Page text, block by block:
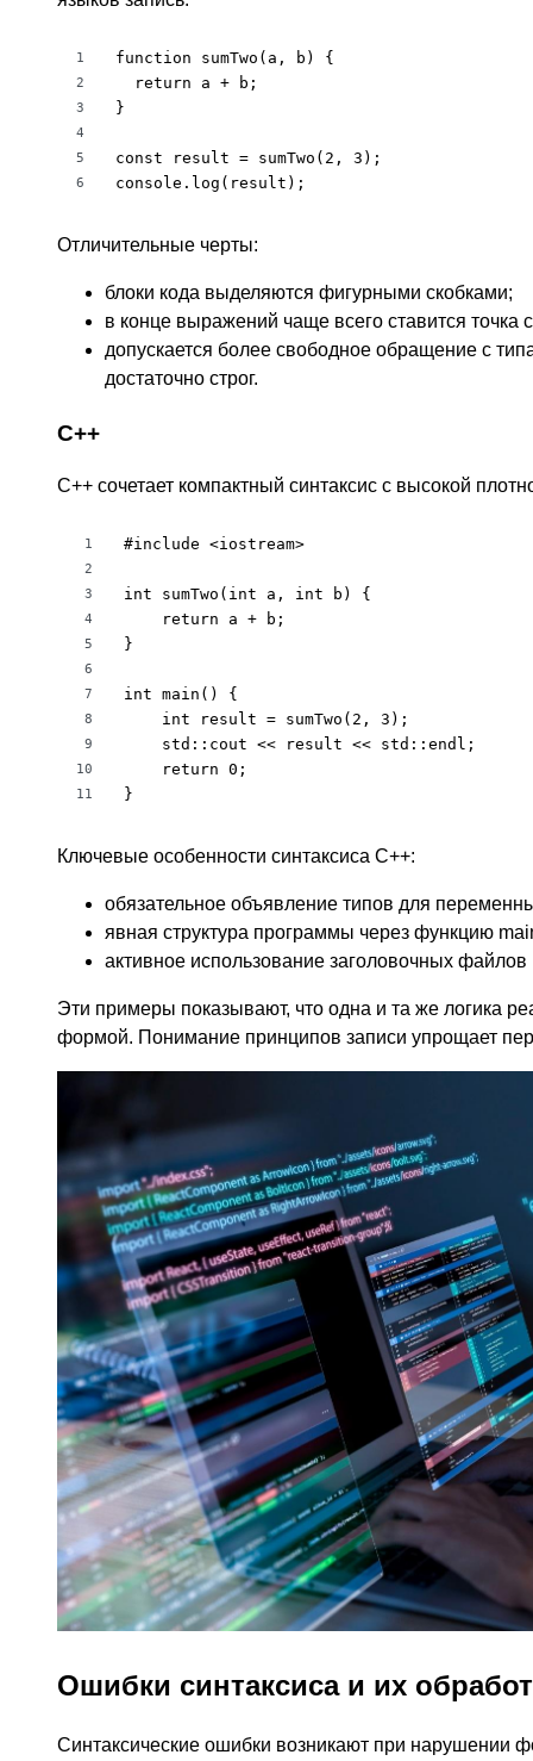
1
2
3
4
5
6
function sumTwo(a, b) {
  return a + b;
}
const result = sumTwo(2, 3);
console.log(result);
Отличительные черты:
блоки кода выделяются фигурными скобками;
в конце выражений чаще всего ставится точка
допускается более свободное обращение с
достаточно строг.
C++
C++ сочетает компактный синтаксис с высокой
1
2
3
4
5
6
7
8
9
10
11
#include <iostream>
int sumTwo(int a, int b) {
    return a + b;
}
int main() {
    int result = sumTwo(2, 3);
    std::cout << result << std::endl;
    return 0;
}
Ключевые особенности синтаксиса C++:
обязательное объявление типов для
явная структура программы через функцию
активное использование заголовочных
Эти примеры показывают, что одна и та же логика
формой. Понимание принципов записи упрощает
Ошибки синтаксиса и их
Синтаксические ошибки возникают при нарушении